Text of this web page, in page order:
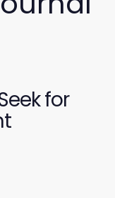
for